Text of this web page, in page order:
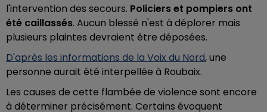
l'intervention des secours. Policiers et pompiers ont
été caillassés. Aucun blessé n'est à déplorer mais
plusieurs plaintes devraient être déposées.
D'après les informations de la Voix du Nord, une
personne aurait été interpellée à Roubaix.
Les causes de cette flambée de violence sont encore
à déterminer précisément. Certains évoquent